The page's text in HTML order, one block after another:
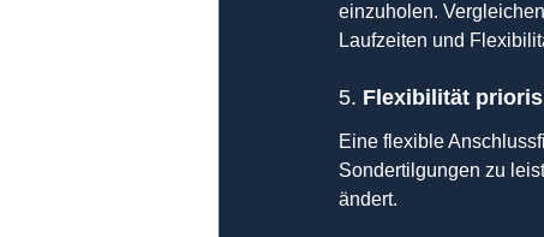
einzuholen.
Laufzeiten und
5. Flexibilität
Eine flexible
Sondertilgungen zu
ändert.